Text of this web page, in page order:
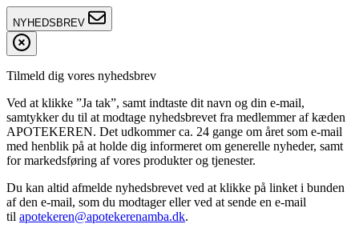
NYHEDSBREV
Tilmeld dig vores nyhedsbrev
Ved at klikke ”Ja tak”, samt indtaste dit navn og din e-mail,
samtykker du til at modtage nyhedsbrevet fra medlemmer af kæden
APOTEKEREN. Det udkommer ca. 24 gange om året som e-mail
med henblik på at holde dig informeret om generelle nyheder, samt
for markedsføring af vores produkter og tjenester.
Du kan altid afmelde nyhedsbrevet ved at klikke på linket i bunden
af den e-mail, som du modtager eller ved at sende en e-mail
til apotekeren@apotekerenamba.dk.